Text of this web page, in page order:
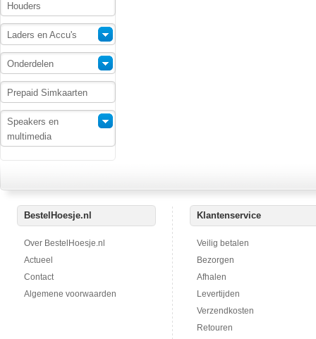
Houders
Laders en Accu's
Onderdelen
Prepaid Simkaarten
Speakers en
multimedia
BestelHoesje.nl
Over BestelHoesje.nl
Actueel
Contact
Algemene voorwaarden
Klantenservice
Veilig betalen
Bezorgen
Afhalen
Levertijden
Verzendkosten
Retouren